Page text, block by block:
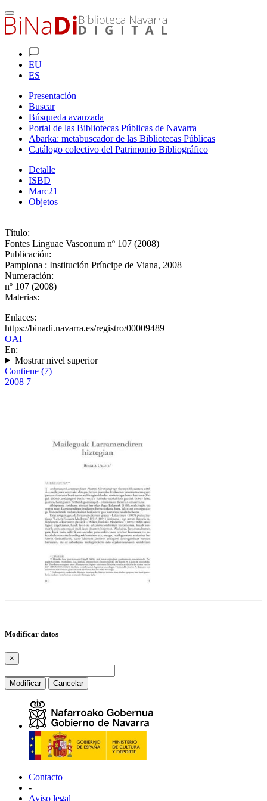
EU
ES
Presentación
Buscar
Búsqueda avanzada
Portal de las Bibliotecas Públicas de Navarra
Abarka: metabuscador de las Bibliotecas Públicas
Catálogo colectivo del Patrimonio Bibliográfico
Detalle
ISBD
Marc21
Objetos
Título:
Fontes Linguae Vasconum nº 107 (2008)
Publicación:
Pamplona : Institución Príncipe de Viana, 2008
Numeración:
nº 107 (2008)
Materias:
Enlaces:
https://binadi.navarra.es/registro/00009489
OAI
En:
Mostrar nivel superior
Contiene (7)
2008 7
Modificar datos
×
Modificar Cancelar
Contacto
-
Aviso legal